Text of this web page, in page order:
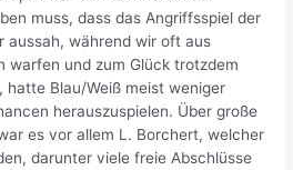
muss, dass das Angriffsspiel der
aussah, während wir oft aus
warfen und zum Glück trotzdem
hatte Blau/Weiß meist weniger
herauszuspielen. Über große
es vor allem L. Borchert, welcher
darunter viele freie Abschlüsse